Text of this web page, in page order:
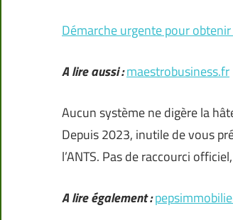
Démarche urgente pour
A lire aussi :maestrobusiness.fr
Aucun système ne digère la
Depuis 2023, inutile de vous
l’ANTS. Pas de raccourci
A lire également :